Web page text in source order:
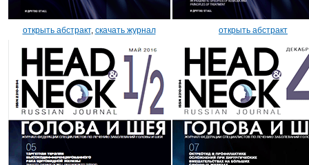
открыть абстракт, скачать журнал открыть абстракт